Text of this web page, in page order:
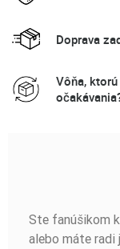
Doprava
Vôňa,
Ste fanúšikom
alebo máte radi
BUĎTE